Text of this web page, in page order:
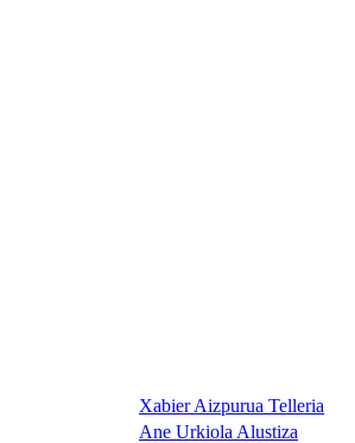
Xabier Aizpurua Telleria
Ane Urkiola Alustiza